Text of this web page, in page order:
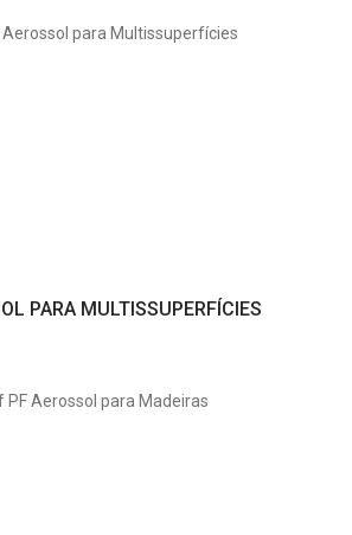
PARA MULTISSUPERFÍCIES